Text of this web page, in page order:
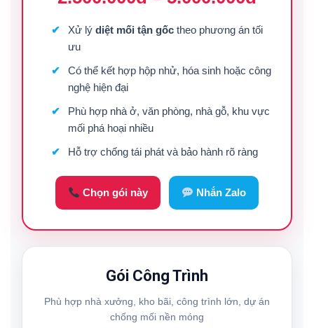
Xử lý diệt mối tận gốctheo phương án tối
ưu
Có thể kết hợp hộp nhử, hóa sinh hoặc công
nghệ hiện đại
Phù hợp nhà ở, văn phòng, nhà gỗ, khu vực
mối phá hoại nhiều
Hỗ trợ chống tái phát và bảo hành rõ ràng
Chọn gói này Nhắn Zalo
Gói Công Trình
Phù hợp nhà xưởng, kho bãi, công trình lớn, dự án
chống mối nền móng